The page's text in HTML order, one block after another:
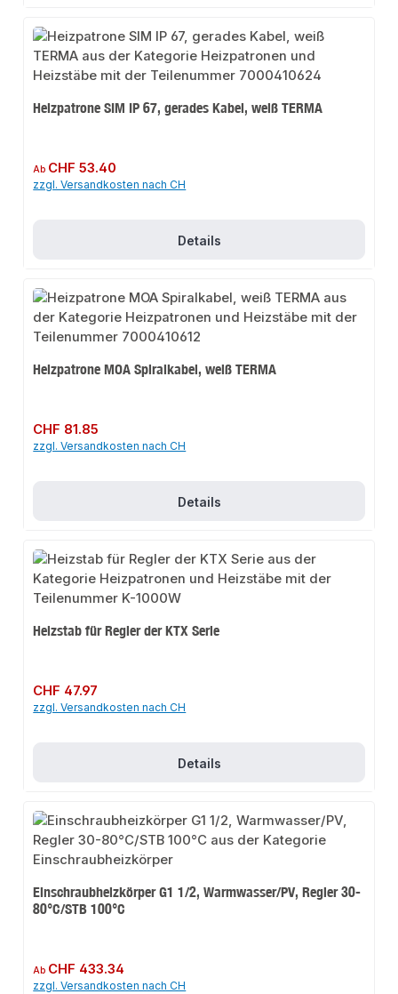
Heizpatrone SIM IP 67, gerades Kabel, weiß TERMA
Regulärer Preis:
Ab CHF 53.40
zzgl. Versandkosten nach CH
Details
Heizpatrone MOA Spiralkabel, weiß TERMA
Regulärer Preis:
CHF 81.85
zzgl. Versandkosten nach CH
Details
Heizstab für Regler der KTX Serie
Regulärer Preis:
CHF 47.97
zzgl. Versandkosten nach CH
Details
Einschraubheizkörper G1 1/2, Warmwasser/PV, Regler 30-
80°C/STB 100°C
Regulärer Preis:
Ab CHF 433.34
zzgl. Versandkosten nach CH